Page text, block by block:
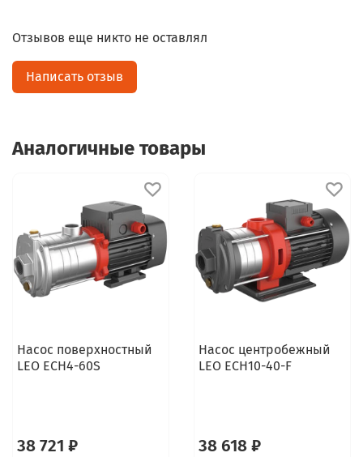
Отзывов еще никто не оставлял
Написать отзыв
Аналогичные товары
Насос поверхностный
LEO ECH4-60S
38 721 ₽
Насос центробежный
LEO ECH10-40-F
38 618 ₽